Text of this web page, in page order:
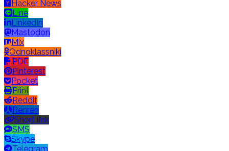
Hacker News
Line
LinkedIn
Mastodon
Mix
Odnoklassniki
PDF
Pinterest
Pocket
Print
Reddit
Renren
Short link
SMS
Skype
Telegram